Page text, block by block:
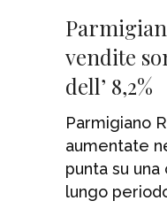
vendite
dell’ 8,2%
Parmigiano
aumentate
punta su
lungo